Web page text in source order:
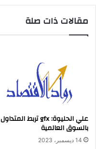
مقالات ذات صلة
علي الحليوة: gfx تربط المتداول
بالسوق العالمية
14 ديسمبر، 2023